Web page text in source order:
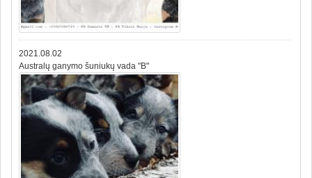
2021.08.02
Australų ganymo šuniukų vada "B"